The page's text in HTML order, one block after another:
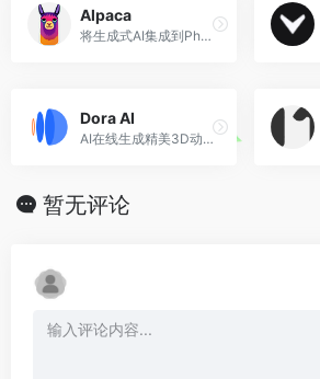
Alpaca
将生成式AI集成到Photoshop图像设计中
Dora AI
AI在线生成精美3D动画的网站
暂无评论